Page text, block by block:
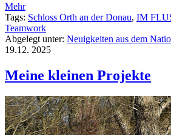
Mehr
Tags: Schloss Orth an der Donau, IM
Teamwork
Abgelegt unter: Neuigkeiten aus dem
19.12. 2025
Meine kleinen Projekte